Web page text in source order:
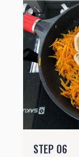
STEP 06
STEP07
取一有深度
部。